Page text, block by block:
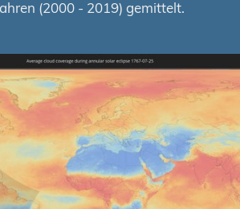
(2000 - 2019) gemittelt.